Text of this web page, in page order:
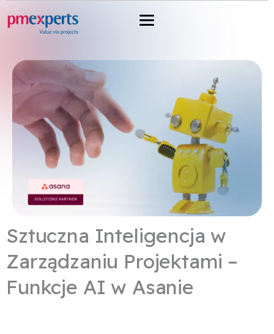
do
Sztuczna Inteligencja w
Zarządzaniu Projektami –
Funkcje AI w Asanie